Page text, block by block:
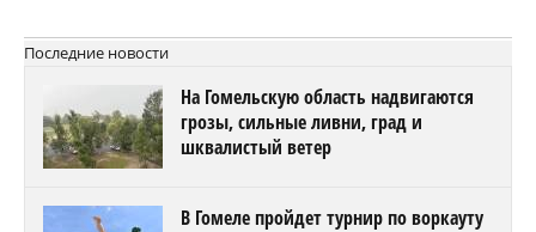
Последние новости
На Гомельскую область надвигаются
грозы, сильные ливни, град и
шквалистый ветер
В Гомеле пройдет турнир по воркауту